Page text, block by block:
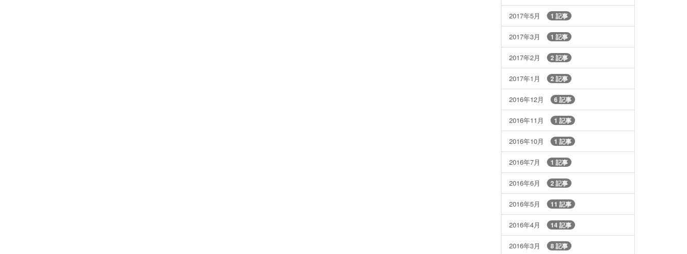
2017年5月 1 記事
2017年3月 1 記事
2017年2月 2 記事
2017年1月 2 記事
2016年12月 6 記事
2016年11月 1 記事
2016年10月 1 記事
2016年7月 1 記事
2016年6月 2 記事
2016年5月 11 記事
2016年4月 14 記事
2016年3月 8 記事